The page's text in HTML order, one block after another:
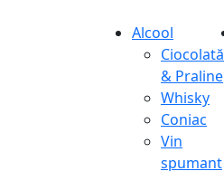
Alcool
Ciocolată
& Praline
Whisky
Coniac
Vin
spumant